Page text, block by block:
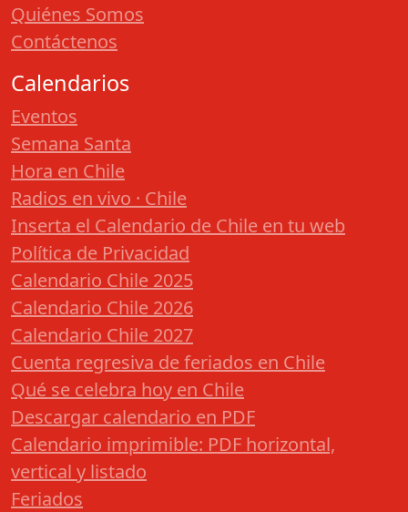
Quiénes Somos
Contáctenos
Calendarios
Eventos
Semana Santa
Hora en Chile
Radios en vivo · Chile
Inserta el Calendario de Chile en tu web
Política de Privacidad
Calendario Chile 2025
Calendario Chile 2026
Calendario Chile 2027
Cuenta regresiva de feriados en Chile
Qué se celebra hoy en Chile
Descargar calendario en PDF
Calendario imprimible: PDF horizontal,
vertical y listado
Feriados